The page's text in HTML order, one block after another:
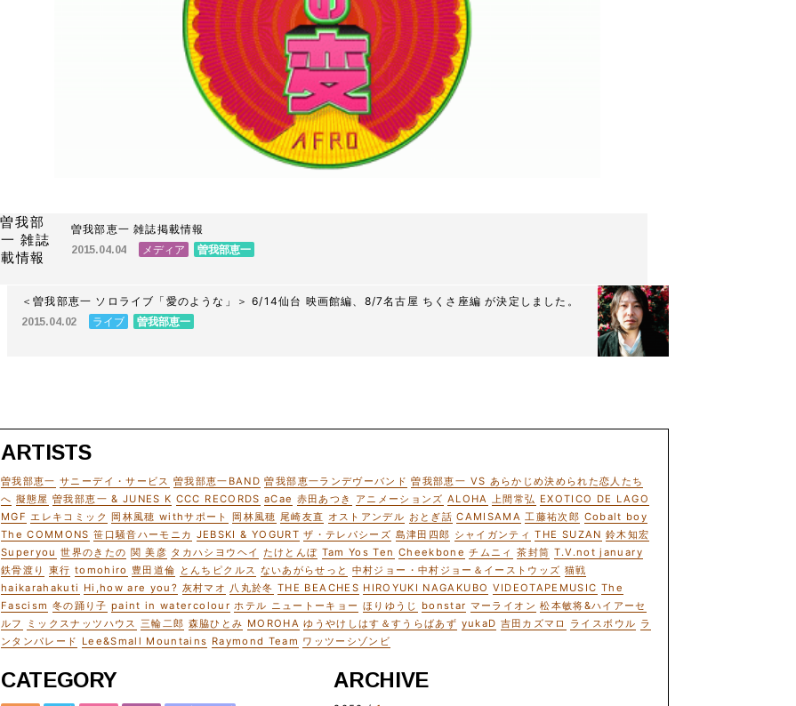
曽我部恵一 雑誌掲載情報
2015.04.04 メディア 曽我部恵一
＜曽我部恵一 ソロライブ「愛のような」＞ 6/14仙台 映画館編、8/7名古屋 ちくさ座編 が決定しました。
2015.04.02 ライブ 曽我部恵一
ARTISTS
曽我部恵一 サニーデイ・サービス 曽我部恵一BAND 曽我部恵一ランデヴーバンド 曽我部恵一 VS あらかじめ決められた恋人たち
へ 擬態屋 曽我部恵一 & JUNES K CCC RECORDS aCae 赤田あつき アニメーションズ ALOHA 上間常弘 EXOTICO DE LAGO
MGF エレキコミック 岡林風穂 withサポート 岡林風穂 尾崎友直 オストアンデル おとぎ話 CAMISAMA 工藤祐次郎 Cobalt boy
The COMMONS 笹口騒音ハーモニカ JEBSKI & YOGURT ザ・テレパシーズ 島津田四郎 シャイガンティ THE SUZAN 鈴木知宏
Superyou 世界のきたの 関 美彦 タカハシヨウヘイ たけとんぼ Tam Yos Ten Cheekbone チムニィ 茶封筒 T.V.not january
鉄骨渡り 東行 tomohiro 豊田道倫 とんちピクルス ないあがらせっと 中村ジョー・中村ジョー＆イーストウッズ 猫戦
haikarahakuti Hi,how are you? 灰村マオ 八丸於冬 THE BEACHES HIROYUKI NAGAKUBO VIDEOTAPEMUSIC The
Fascism 冬の踊り子 paint in watercolour ホテル ニュートーキョー ほりゆうじ bonstar マーライオン 松本敏将&ハイアーセ
ルフ
ミックスナッツハウス 三輪二郎 森脇ひとみ MOROHA ゆうやけしはす＆すうらばあず yukaD 吉田カズマロ ライスボウル ラ
ンタンパレード Lee&Small Mountains Raymond Team ワッツーシゾンビ
CATEGORY ARCHIVE